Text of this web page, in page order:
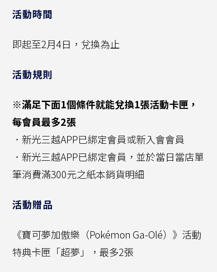
活動時間
即起至2月4日，兌換為止
活動規則
※滿足下面1個條件就能兌換1張活動卡匣，
每會員最多2張
．新光三越APP已綁定會員或新入會會員
．新光三越APP已綁定會員，並於當日當店單
筆消費滿300元之紙本銷貨明細
活動贈品
《寶可夢加傲樂（Pokémon Ga-Olé）》活動
特典卡匣「超夢」，最多2張